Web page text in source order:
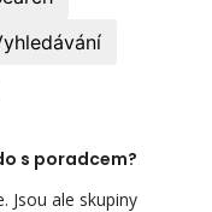
s poradcem?
Jsou ale skupiny